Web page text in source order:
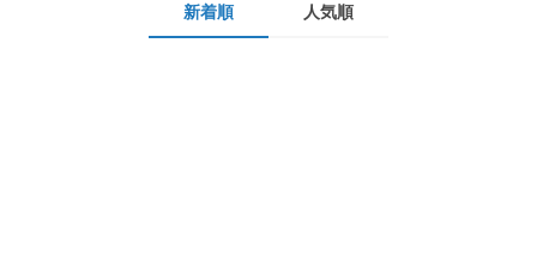
新着順 人気順